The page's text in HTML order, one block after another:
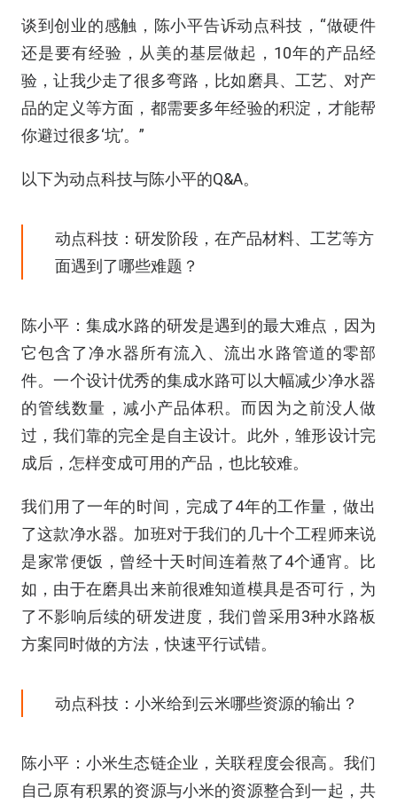
谈到创业的感触，陈小平告诉动点科技，“做硬件
还是要有经验，从美的基层做起，10年的产品经
验，让我少走了很多弯路，比如磨具、工艺、对产
品的定义等方面，都需要多年经验的积淀，才能帮
你避过很多‘坑’。”
以下为动点科技与陈小平的Q&A。
动点科技：研发阶段，在产品材料、工艺等方
面遇到了哪些难题？
陈小平：集成水路的研发是遇到的最大难点，因为
它包含了净水器所有流入、流出水路管道的零部
件。一个设计优秀的集成水路可以大幅减少净水器
的管线数量，减小产品体积。而因为之前没人做
过，我们靠的完全是自主设计。此外，雏形设计完
成后，怎样变成可用的产品，也比较难。
我们用了一年的时间，完成了4年的工作量，做出
了这款净水器。加班对于我们的几十个工程师来说
是家常便饭，曾经十天时间连着熬了4个通宵。比
如，由于在磨具出来前很难知道模具是否可行，为
了不影响后续的研发进度，我们曾采用3种水路板
方案同时做的方法，快速平行试错。
动点科技：小米给到云米哪些资源的输出？
陈小平：小米生态链企业，关联程度会很高。我们
自己原有积累的资源与小米的资源整合到一起，共